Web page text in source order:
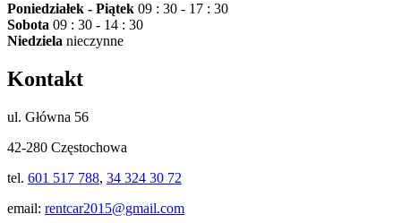
Poniedziałek - Piątek 09 : 30 - 17 : 30
Sobota 09 : 30 - 14 : 30
Niedziela nieczynne
Kontakt
ul. Główna 56
42-280 Częstochowa
tel. 601 517 788, 34 324 30 72
email: rentcar2015@gmail.com